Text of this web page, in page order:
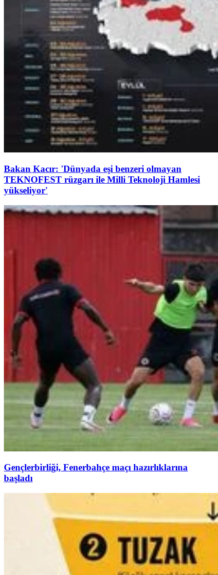
Bakan Kacır: 'Dünyada eşi benzeri olmayan
TEKNOFEST rüzgarı ile Milli Teknoloji Hamlesi
yükseliyor'
Gençlerbirliği, Fenerbahçe maçı hazırlıklarına
başladı